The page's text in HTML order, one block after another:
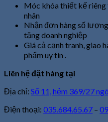
Móc khóa thiết kế riêng
nhân
Nhận đơn hàng số
tặng doanh nghiệp
Giá cả cạnh tranh, giao
phẩm uy tín .
Liên hệ đặt hàng tại
Địa chỉ: Số 11, hẻm 369/27
Điện thoại: 035.684.65.67 –